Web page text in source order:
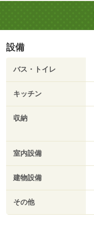
設備
バス・トイレ
キッチン
収納
室内設備
建物設備
その他